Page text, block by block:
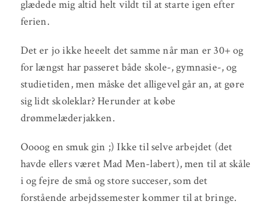
glædede mig altid helt vildt til at starte igen efter
ferien.
Det er jo ikke heeelt det samme når man er 30+ og
for længst har passeret både skole-, gymnasie-, og
studietiden, men måske det alligevel går an, at gøre
sig lidt skoleklar? Herunder at købe
drømmelæderjakken.
Oooog en smuk gin ;) Ikke til selve arbejdet (det
havde ellers været Mad Men-labert), men til at skåle
i og fejre de små og store succeser, som det
forstående arbejdssemester kommer til at bringe.